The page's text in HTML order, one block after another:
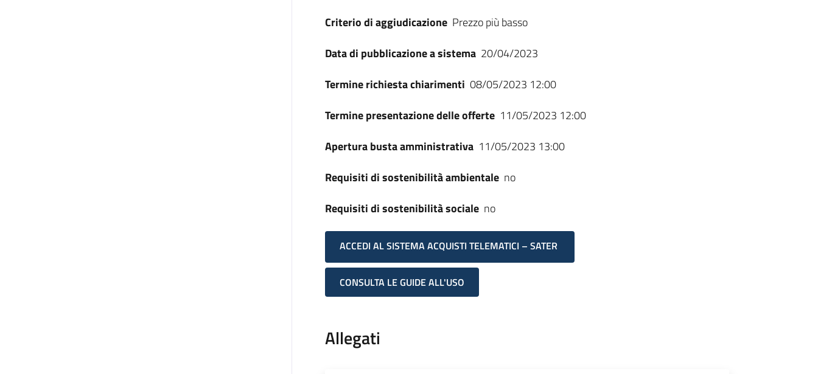
Criterio di aggiudicazione Prezzo più basso
Data di pubblicazione a sistema 20/04/2023
Termine richiesta chiarimenti 08/05/2023 12:00
Termine presentazione delle offerte 11/05/2023 12:00
Apertura busta amministrativa 11/05/2023 13:00
Requisiti di sostenibilità ambientale no
Requisiti di sostenibilità sociale no
ACCEDI AL SISTEMA ACQUISTI TELEMATICI – SATER
CONSULTA LE GUIDE ALL'USO
Allegati